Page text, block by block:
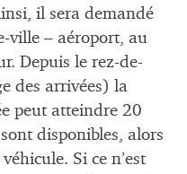
il sera demandé
ville – aéroport, au
Depuis le rez-de-
des arrivées) la
peut atteindre 20
disponibles, alors
Si ce n’est